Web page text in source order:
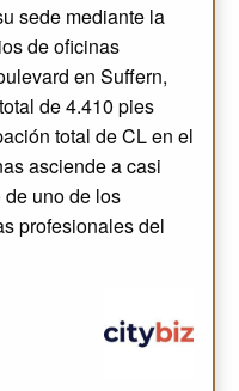
sede mediante la
de oficinas
en Suffern,
de 4.410 pies
total de CL en el
asciende a casi
uno de los
profesionales del